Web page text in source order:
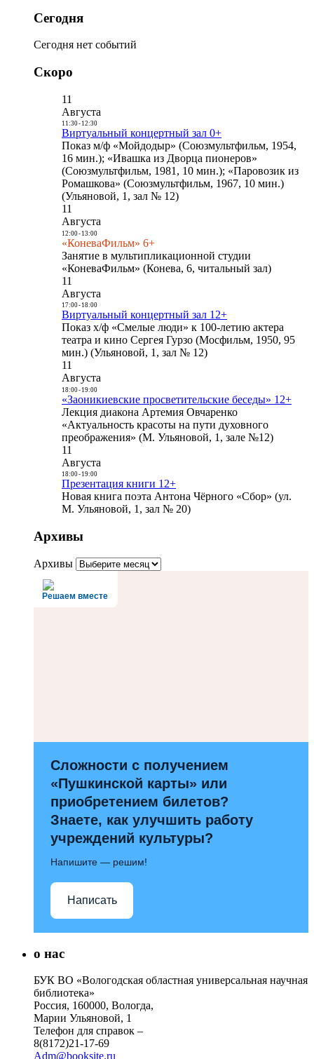
Сегодня
Сегодня нет событий
Скоро
11
Августа
11:30- 12:30
Виртуальный концертный зал 0+
Показ м/ф «Мойдодыр» (Союзмультфильм, 1954,
16 мин.); «Ивашка из Дворца пионеров»
(Союзмультфильм, 1981, 10 мин.); «Паровозик из
Ромашкова» (Союзмультфильм, 1967, 10 мин.)
(Ульяновой, 1, зал № 12)
11
Августа
12:00- 13:00
«КоневаФильм» 6+
Занятие в мультипликационной студии
«КоневаФильм» (Конева, 6, читальный зал)
11
Августа
17:00- 18:00
Виртуальный концертный зал 12+
Показ х/ф «Смелые люди» к 100-летию актера
театра и кино Сергея Гурзо (Мосфильм, 1950, 95
мин.) (Ульяновой, 1, зал № 12)
11
Августа
18:00- 19:00
«Заоникиевские просветительские беседы» 12+
Лекция диакона Артемия Овчаренко
«Актуальность красоты на пути духовного
преображения» (М. Ульяновой, 1, зале №12)
11
Августа
18:00- 19:00
Презентация книги 12+
Новая книга поэта Антона Чёрного «Сбор» (ул.
М. Ульяновой, 1, зал № 20)
Архивы
Архивы
Решаем вместе
Сложности с получением
«Пушкинской карты» или
приобретением билетов?
Знаете, как улучшить работу
учреждений культуры?
Напишите — решим!
Написать
о нас
БУК ВО «Вологодская областная универсальная научная
библиотека»
Россия, 160000, Вологда,
Марии Ульяновой, 1
Телефон для справок –
8(8172)21-17-69
Adm@booksite.ru